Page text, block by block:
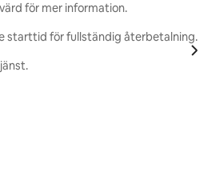
för mer information.
starttid för fullständig återbetalning.